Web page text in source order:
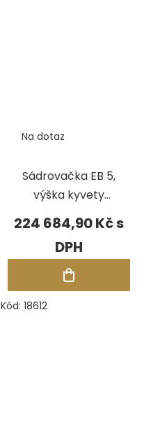
Sádrovačka EB 5,
výška kyvety
max. 200 mm
Na dotaz
224 684,90 Kč
Kód: 18612